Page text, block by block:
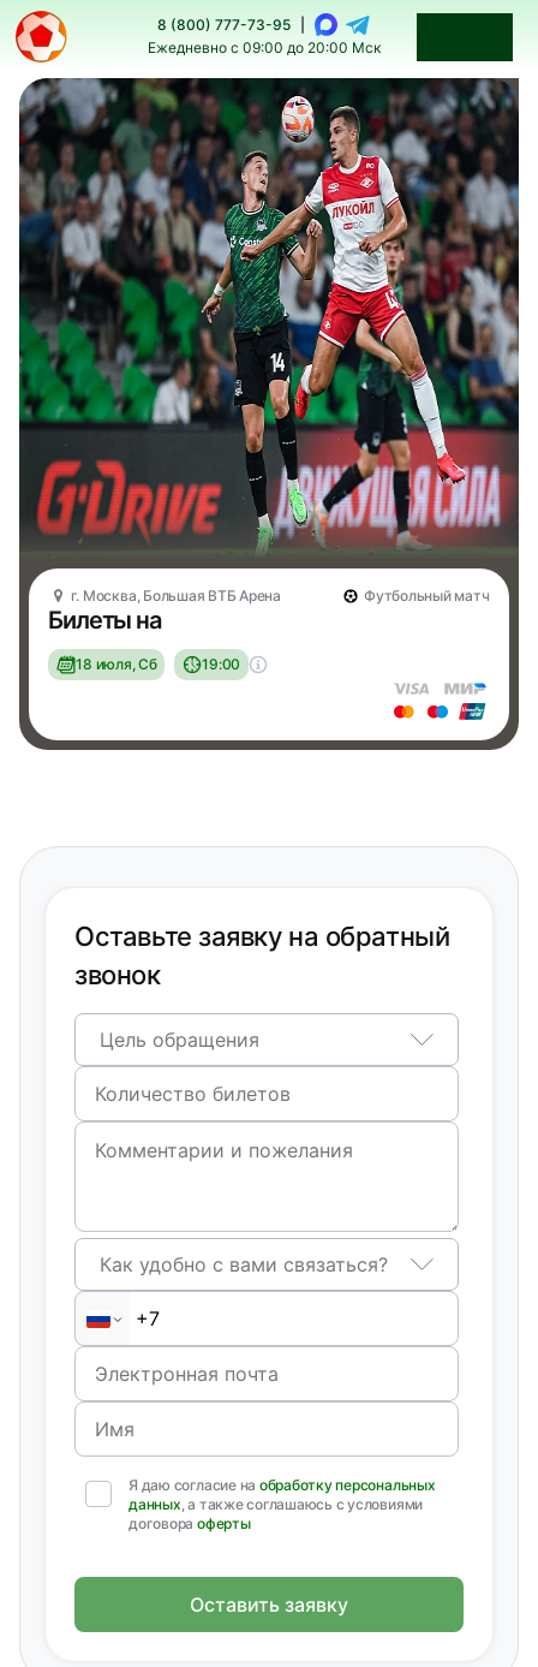
8 (800) 777-73-95
Ежедневно с 09:00 до 20:00 Мск
г. Москва, Большая ВТБ Арена Футбольный матч
Билеты на
18 июля, Сб 19:00
Оставьте заявку на обратный
звонок
Цель обращения
Как удобно с вами связаться?
Я даю согласие на обработку персональных
данных, а также соглашаюсь с условиями
договора оферты
Оставить заявку